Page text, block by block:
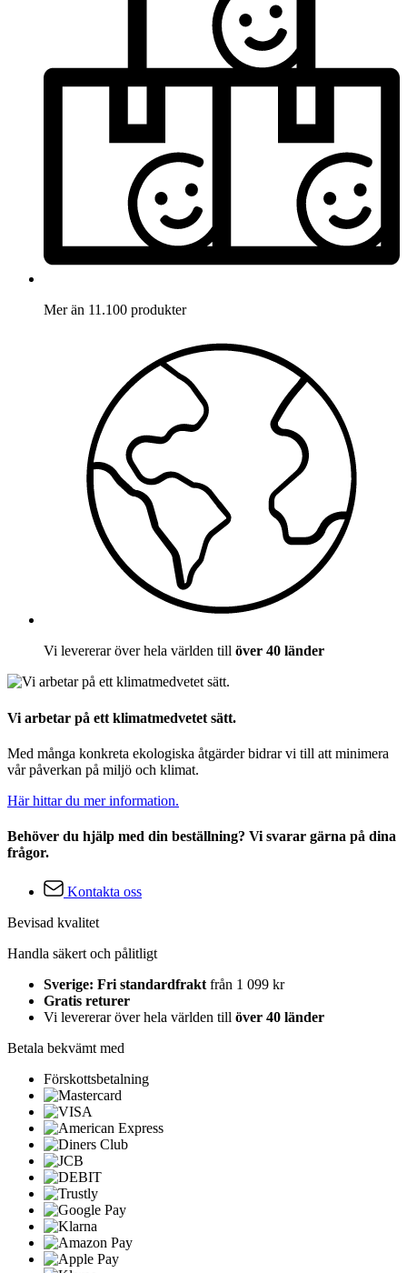
Mer än 11.100 produkter
Vi levererar över hela världen till över 40 länder
Vi arbetar på ett klimatmedvetet sätt.
Med många konkreta ekologiska åtgärder bidrar vi till att minimera
vår påverkan på miljö och klimat.
Här hittar du mer information.
Behöver du hjälp med din beställning? Vi svarar gärna på dina
frågor.
Kontakta oss
Bevisad kvalitet
Handla säkert och pålitligt
Sverige: Fri standardfraktfrån 1 099 kr
Gratis returer
Vi levererar över hela världen till över 40 länder
Betala bekvämt med
Förskottsbetalning